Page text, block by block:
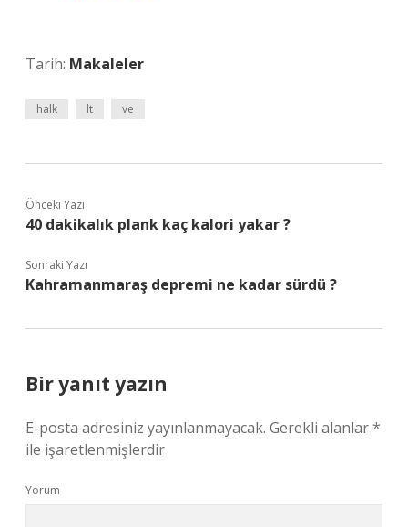
Tarih: Makaleler
halk lt ve
Önceki Yazı
40 dakikalık plank kaç kalori yakar ?
Sonraki Yazı
Kahramanmaraş depremi ne kadar sürdü ?
Bir yanıt yazın
E-posta adresiniz yayınlanmayacak. Gerekli alanlar*
ile işaretlenmişlerdir
Yorum